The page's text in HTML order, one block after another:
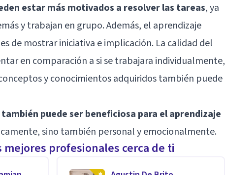
estar más motivados a resolver las tareas, ya
y trabajan en grupo. Además, el aprendizaje
de mostrar iniciativa e implicación. La calidad del
en comparación a si se trabajara individualmente,
y conocimientos adquiridos también puede
puede ser beneficiosa para el aprendizaje
sino también personal y emocionalmente.
mejores profesionales cerca de ti